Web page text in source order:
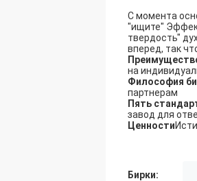
С момента
"ищите"
твердость"
вперед, так
на
Философия
партнерам
Пять
завод для
Ценности
Бирки: